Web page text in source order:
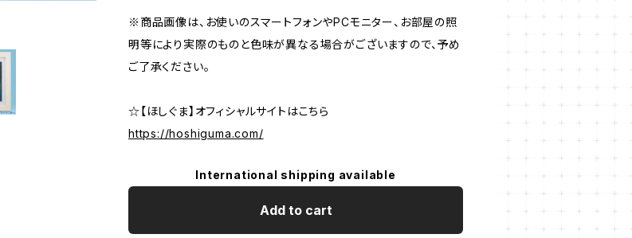
※商品画像は、お使いのスマートフォンやPCモニター、お部屋の照
明等により実際のものと色味が異なる場合がございますので、予め
ご了承ください。
☆【ほしぐま】オフィシャルサイトはこちら
https://hoshiguma.com/
International shipping available
Add to cart